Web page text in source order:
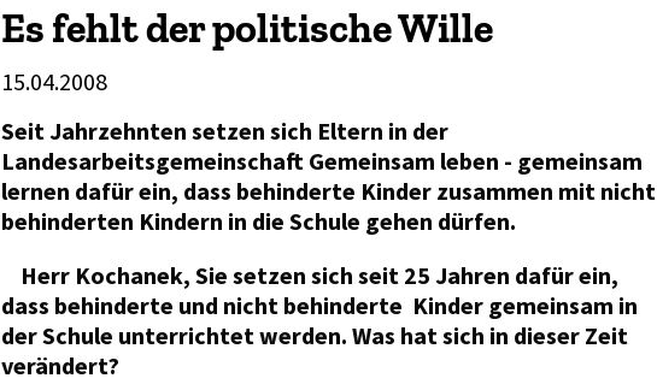
Es fehlt der politische Wille
15.04.2008
Seit Jahrzehnten setzen sich Eltern in der
Landesarbeitsgemeinschaft Gemeinsam leben - gemeinsam
lernen dafür ein, dass behinderte Kinder zusammen mit nicht
behinderten Kindern in die Schule gehen dürfen.
Herr Kochanek, Sie setzen sich seit 25 Jahren dafür ein,
dass behinderte und nicht behinderte Kinder gemeinsam in
der Schule unterrichtet werden. Was hat sich in dieser Zeit
verändert?